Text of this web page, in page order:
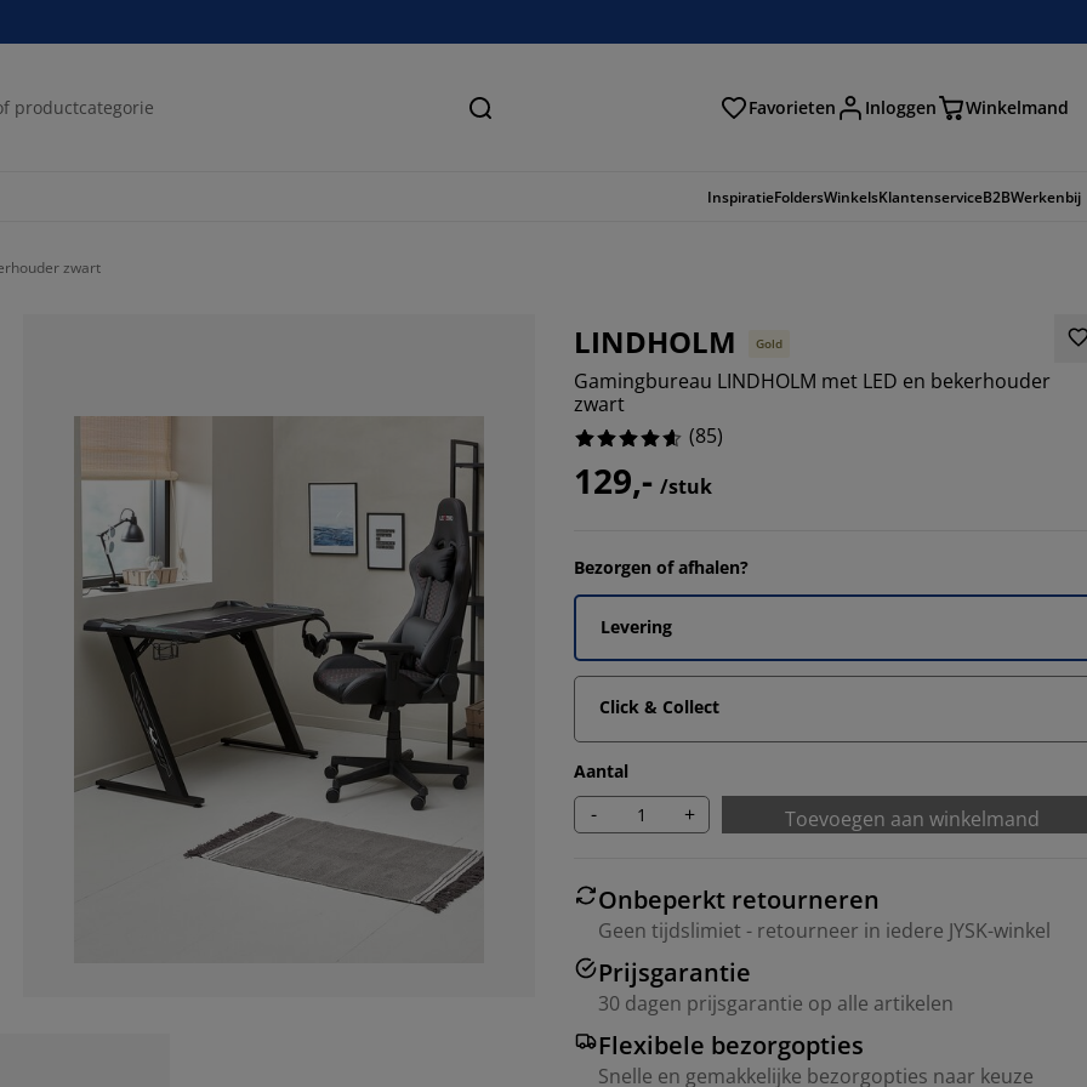
Zoeken Favorieten Inloggen Winkelmand
InspiratieFoldersWinkelsKlantenserviceB2BWerkenbij
zwart
LINDHOLM Gold
Gamingbureau LINDHOLM met LED en bekerhouder
zwart
(85)
129,- /stuk
Bezorgen of afhalen?
Levering
Click & Collect
Aantal
- + Toevoegen aan winkelmand
Onbeperkt retourneren
Geen tijdslimiet - retourneer in iedere JYSK-winkel
Prijsgarantie
30 dagen prijsgarantie op alle artikelen
Flexibele bezorgopties
Snelle en gemakkelijke bezorgopties naar keuze
82.35294117647058%
7.0588235294117645%
4.705882352941177%
2.3529411764705883%
3.5294117647058822%